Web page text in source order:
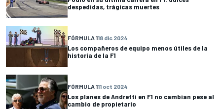
despedidas, trágicas muertes
FÓRMULA 118 dic 2024
Los compañeros de equipo menos útiles de la
historia de la F1
FÓRMULA 111 oct 2024
Los planes de Andretti en F1 no cambian pese al
cambio de propietario